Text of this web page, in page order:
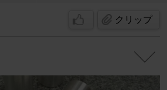
クリップ